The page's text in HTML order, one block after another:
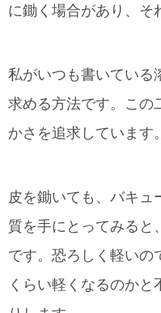
に鋤く場合があり、そ
私がいつも書いている
求める方法です。この
かさを追求しています。
皮を鋤いても、バキュ
質を手にとってみると
です。恐ろしく軽いの
くらい軽くなるのかと